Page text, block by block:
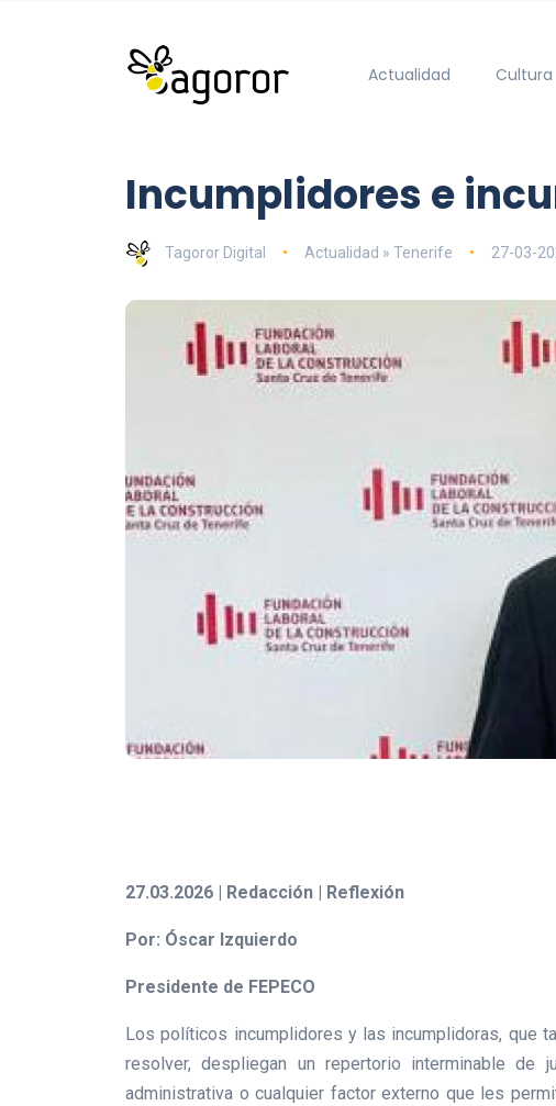
Actualidad Cultura
Incumplidores e
Tagoror Digital Actualidad » Tenerife 27-03-
27.03.2026 | Redacción | Reflexión
Por: Óscar Izquierdo
Presidente de FEPECO
Los políticos incumplidores y las incumplidoras, que
resolver, despliegan un repertorio interminable
administrativa o cualquier factor externo que les